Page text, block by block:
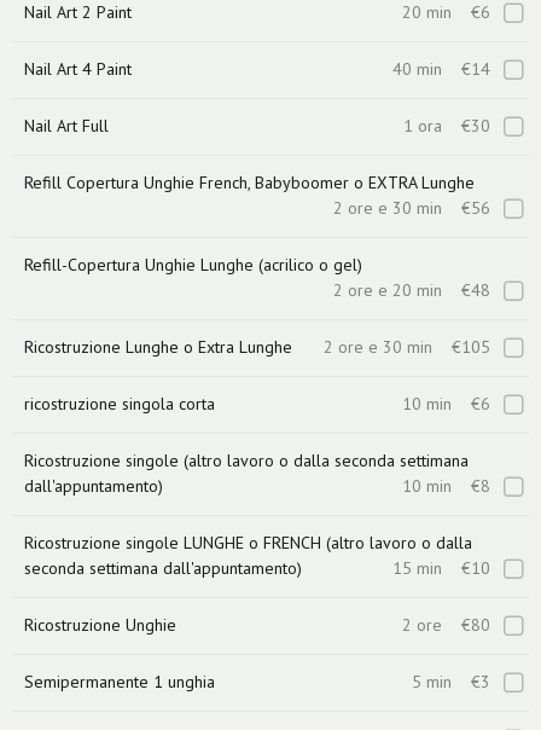
Nail Art 2 Paint 20 min €6
Nail Art 4 Paint 40 min €14
Nail Art Full 1 ora €30
Refill Copertura Unghie French, Babyboomer o EXTRA Lunghe
2 ore e 30 min €56
Refill-Copertura Unghie Lunghe (acrilico o gel)
2 ore e 20 min €48
Ricostruzione Lunghe o Extra Lunghe 2 ore e 30 min €105
ricostruzione singola corta 10 min €6
Ricostruzione singole (altro lavoro o dalla seconda settimana
dall'appuntamento)
10 min €8
Ricostruzione singole LUNGHE o FRENCH (altro lavoro o dalla
seconda settimana dall'appuntamento)
15 min €10
Ricostruzione Unghie 2 ore €80
Semipermanente 1 unghia 5 min €3